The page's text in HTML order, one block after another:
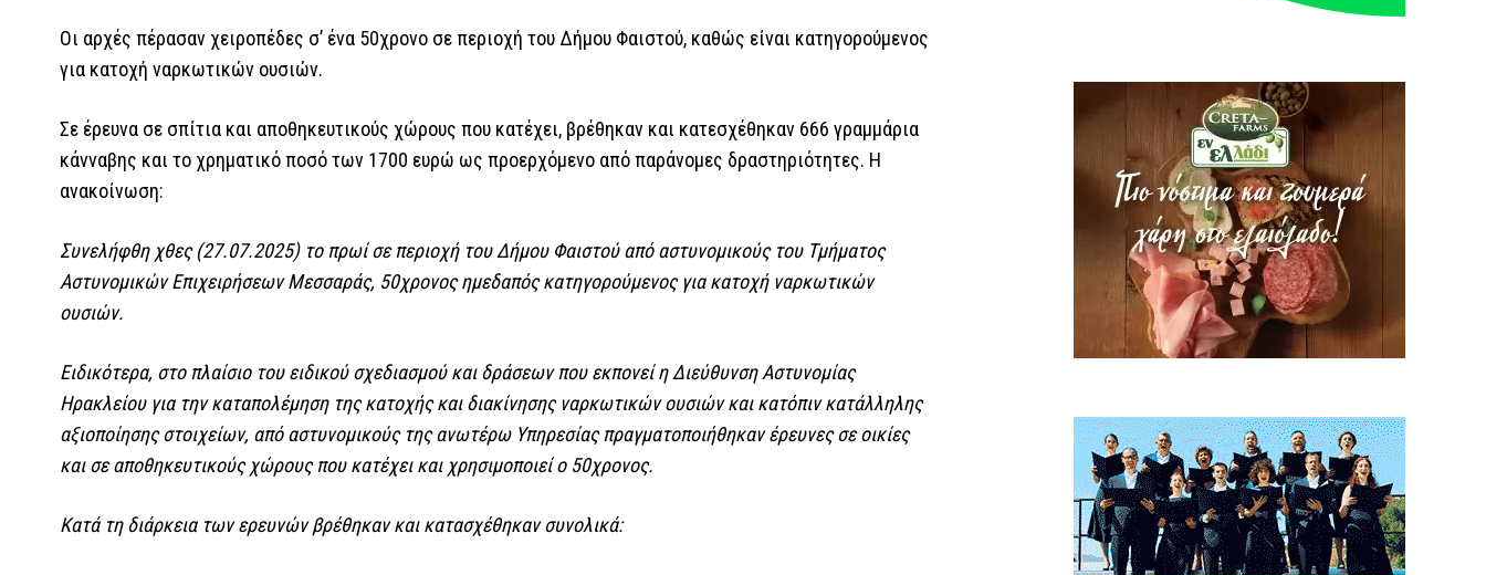
Οι αρχές πέρασαν χειροπέδες σ’ ένα 50χρονο σε περιοχή του Δήμου Φαιστού, καθώς είναι κατηγορούμενος
για κατοχή ναρκωτικών ουσιών.
Σε έρευνα σε σπίτια και αποθηκευτικούς χώρους που κατέχει, βρέθηκαν και κατεσχέθηκαν 666 γραμμάρια
κάνναβης και το χρηματικό ποσό των 1700 ευρώ ως προερχόμενο από παράνομες δραστηριότητες. Η
ανακοίνωση:
Συνελήφθη χθες (27.07.2025) το πρωί σε περιοχή του Δήμου Φαιστού από αστυνομικούς του Τμήματος
Αστυνομικών Επιχειρήσεων Μεσσαράς, 50χρονος ημεδαπός κατηγορούμενος για κατοχή ναρκωτικών
ουσιών.
Ειδικότερα, στο πλαίσιο του ειδικού σχεδιασμού και δράσεων που εκπονεί η Διεύθυνση Αστυνομίας
Ηρακλείου για την καταπολέμηση της κατοχής και διακίνησης ναρκωτικών ουσιών και κατόπιν κατάλληλης
αξιοποίησης στοιχείων, από αστυνομικούς της ανωτέρω Υπηρεσίας πραγματοποιήθηκαν έρευνες σε οικίες
και σε αποθηκευτικούς χώρους που κατέχει και χρησιμοποιεί ο 50χρονος.
Κατά τη διάρκεια των ερευνών βρέθηκαν και κατασχέθηκαν συνολικά: